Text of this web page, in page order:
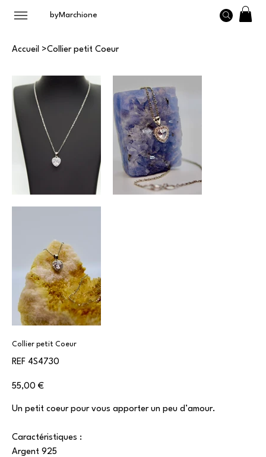
byMarchione
Accueil >Collier petit Coeur
Collier petit Coeur
REF
SKU
4S4730
4S4730
Prix
55,00 €
Un petit coeur pour vous apporter un peu d’amour.
Caractéristiques :
Argent 925